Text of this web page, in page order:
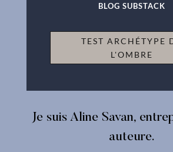
BLOG SUBSTACK
TEST ARCHÉTYPE
L'OMBRE
Je suis Aline Savan,
auteure.